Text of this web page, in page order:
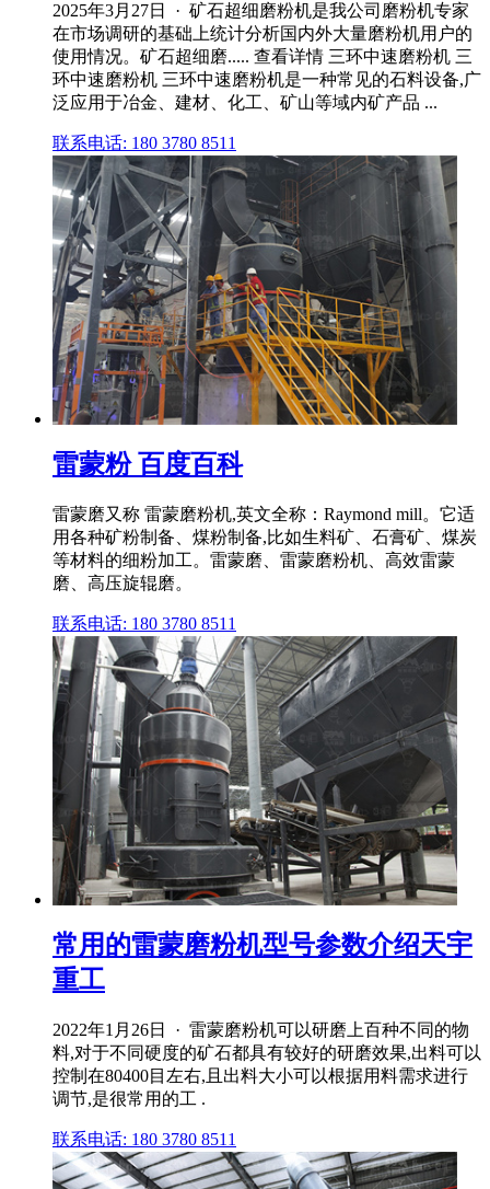
2025年3月27日 · 矿石超细磨粉机是我公司磨粉机专家
在市场调研的基础上统计分析国内外大量磨粉机用户的
使用情况。矿石超细磨..... 查看详情 三环中速磨粉机 三
环中速磨粉机 三环中速磨粉机是一种常见的石料设备,广
泛应用于冶金、建材、化工、矿山等域内矿产品 ...
联系电话: 180 3780 8511
雷蒙粉 百度百科
雷蒙磨又称 雷蒙磨粉机,英文全称：Raymond mill。它适
用各种矿粉制备、煤粉制备,比如生料矿、石膏矿、煤炭
等材料的细粉加工。雷蒙磨、雷蒙磨粉机、高效雷蒙
磨、高压旋辊磨。
联系电话: 180 3780 8511
常用的雷蒙磨粉机型号参数介绍天宇
重工
2022年1月26日 · 雷蒙磨粉机可以研磨上百种不同的物
料,对于不同硬度的矿石都具有较好的研磨效果,出料可以
控制在80400目左右,且出料大小可以根据用料需求进行
调节,是很常用的工 .
联系电话: 180 3780 8511